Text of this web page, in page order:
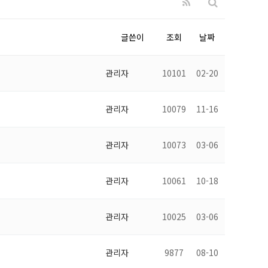
글쓴이 조회 날짜
관리자 10101 02-20
관리자 10079 11-16
관리자 10073 03-06
관리자 10061 10-18
관리자 10025 03-06
관리자 9877 08-10